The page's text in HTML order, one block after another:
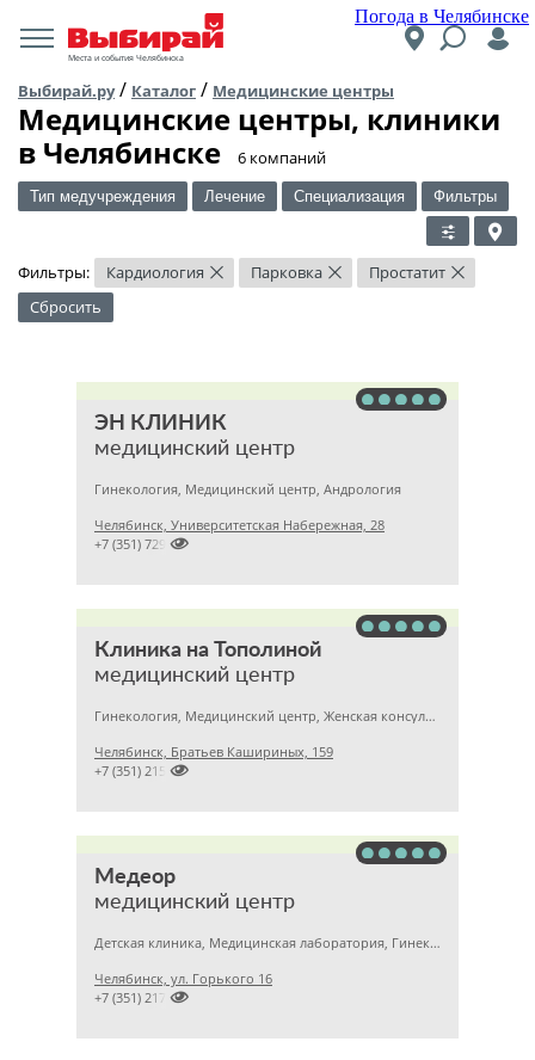
Погода в Челябинске
Места и события Челябинска
Выбирай.ру/ Каталог / Медицинские центры
Медицинские центры, клиники
в Челябинске
​6 компаний
Тип медучреждения Лечение Специализация Фильтры
Фильтры: Кардиология × Парковка × Простатит ×
Сбросить
ЭН КЛИНИК
медицинский центр
Гинекология, Медицинский центр, Андрология
Челябинск, Университетская Набережная, 28

+7 (351) 7299500
Клиника на Тополиной
медицинский центр
Гинекология, Медицинский центр, Женская консультация
Челябинск, Братьев Кашириных, 159

+7 (351) 2150573
Медеор
медицинский центр
Детская клиника, Медицинская лаборатория, Гинекология
Челябинск, ул. Горького 16

+7 (351) 2172376